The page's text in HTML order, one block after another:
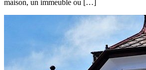
maison, un immeuble ou […]